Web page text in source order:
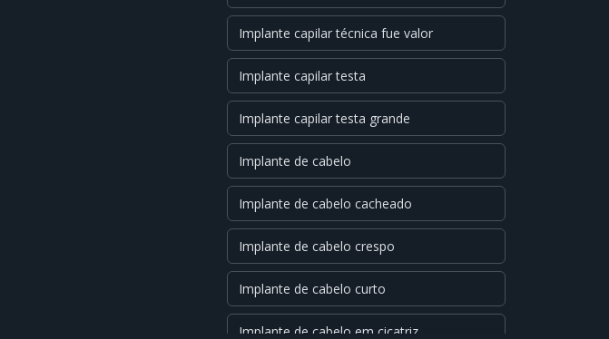
Implante capilar técnica fue valor
Implante capilar testa
Implante capilar testa grande
Implante de cabelo
Implante de cabelo cacheado
Implante de cabelo crespo
Implante de cabelo curto
Implante de cabelo em cicatriz